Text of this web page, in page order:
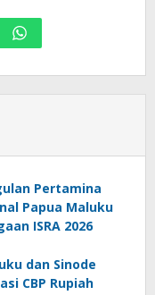
Pertamina
Papua Maluku
ISRA 2026
dan Sinode
CBP Rupiah